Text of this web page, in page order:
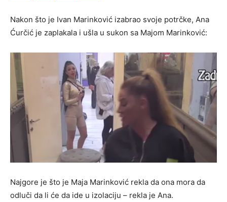
Nakon što je Ivan Marinković izabrao svoje potrčke, Ana
Ćurčić je zaplakala i ušla u sukon sa Majom Marinković:
Najgore je što je Maja Marinković rekla da ona mora da
odluči da li će da ide u izolaciju – rekla je Ana.